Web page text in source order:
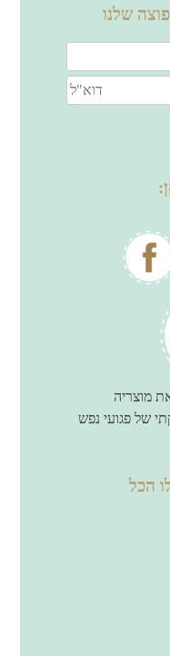
שלנו
מוצריה
של פגועי נפש
הכל